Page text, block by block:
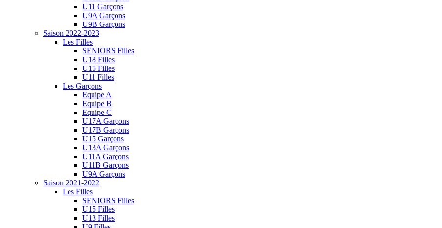
U11 Garçons
U9A Garçons
U9B Garçons
Saison 2022-2023
Les Filles
SENIORS Filles
U18 Filles
U15 Filles
U11 Filles
Les Garçons
Equipe A
Equipe B
Equipe C
U17A Garçons
U17B Garçons
U15 Garçons
U13A Garçons
U11A Garçons
U11B Garçons
U9A Garçons
Saison 2021-2022
Les Filles
SENIORS Filles
U15 Filles
U13 Filles